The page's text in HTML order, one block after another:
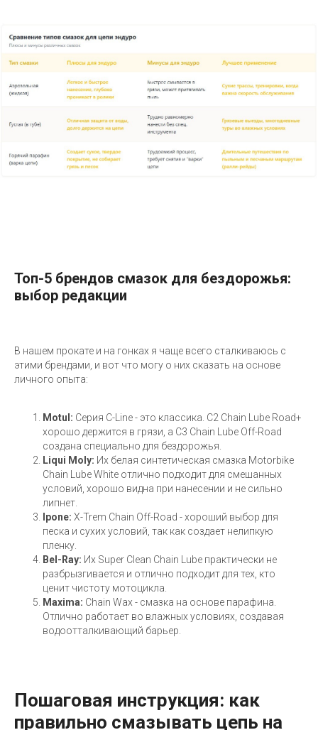
Топ-5 брендов смазок для бездорожья:
выбор редакции
В нашем прокате и на гонках я чаще всего сталкиваюсь с
этими брендами, и вот что могу о них сказать на основе
личного опыта:
Motul: Серия C-Line - это классика. C2 Chain Lube Road+
хорошо держится в грязи, а C3 Chain Lube Off-Road
создана специально для бездорожья.
Liqui Moly: Их белая синтетическая смазка Motorbike
Chain Lube White отлично подходит для смешанных
условий, хорошо видна при нанесении и не сильно
липнет.
Ipone: X-Trem Chain Off-Road - хороший выбор для
песка и сухих условий, так как создает нелипкую
пленку.
Bel-Ray: Их Super Clean Chain Lube практически не
разбрызгивается и отлично подходит для тех, кто
ценит чистоту мотоцикла.
Maxima: Chain Wax - смазка на основе парафина.
Отлично работает во влажных условиях, создавая
водоотталкивающий барьер.
Пошаговая инструкция: как
правильно смазывать цепь на